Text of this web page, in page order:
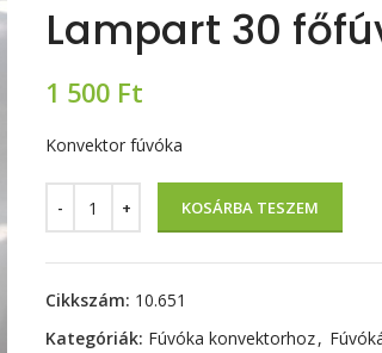
Lampart 30
1 500 Ft
Konvektor fúvóka
KOSÁRBA TESZEM
Cikkszám: 10.651
Kategóriák: Fúvóka konvektorhoz,